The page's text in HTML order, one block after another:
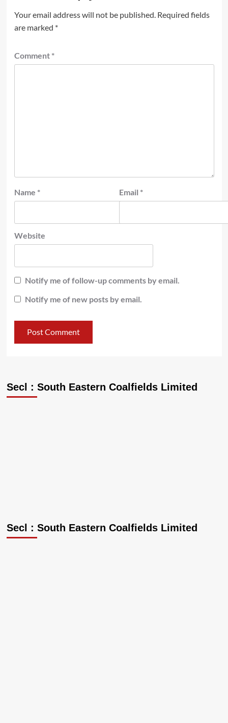
Your email address will not be published. Required fields
are marked *
Comment *
Name * Email *
Website
Notify me of follow-up comments by email.
Notify me of new posts by email.
Secl : South Eastern Coalfields Limited
Secl : South Eastern Coalfields Limited